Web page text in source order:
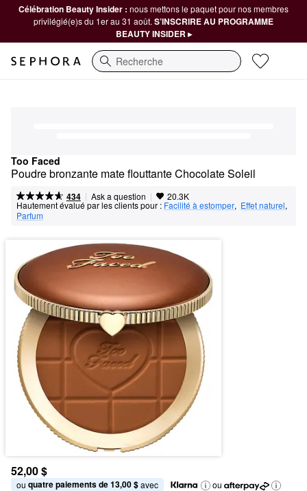
Célébration Beauty Insider : nous mettons le paquet pour nos membres
privilégié(e)s du 1er au 31 août. S’INSCRIRE AU PROGRAMME
BEAUTY INSIDER ▸
Recherche
Too Faced
Poudre bronzante mate flouttante Chocolate Soleil
434 | Ask a question | 20.3K
Hautement évalué par les clients pour : Facilité à estomper, Effet naturel
Parfum
52,00 $
ou quatre paiements de 13,00 $ avec
ou